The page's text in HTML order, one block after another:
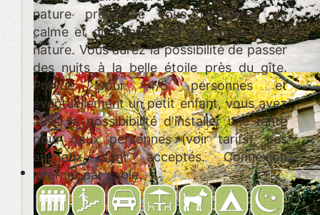
nature préservée vous profiterez du
calme et du confort de ce lieu en pleine
nature. Vous aurez la possibilité de passer
des nuits à la belle étoile près du gîte.
Prévue pour 4/5 personnes et
éventuellement un petit enfant, vous avez
aussi la possibibilité d'installer une tente
pour deux personnes (voir tarifs). Les
animaux sont acceptés. Connexion
internet par cable.